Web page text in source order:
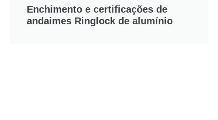
Enchimento e certificações de
andaimes Ringlock de alumínio